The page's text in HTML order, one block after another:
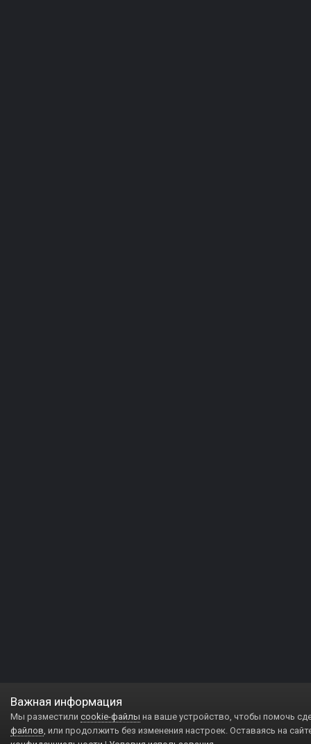
Важная информация
Мы разместили cookie-файлы на ваше устройство, чтобы помочь
файлов, или продолжить без изменения настроек. Оставаясь на